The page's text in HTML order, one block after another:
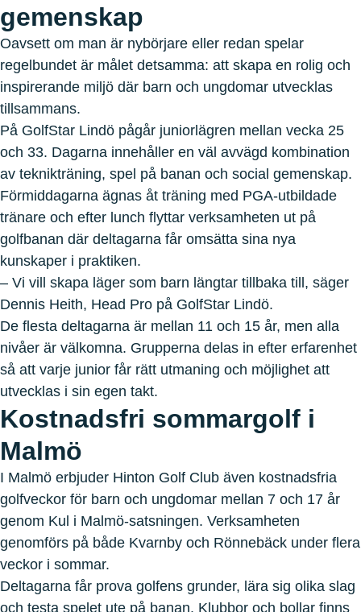
gemenskap
Oavsett om man är nybörjare eller redan spelar
regelbundet är målet detsamma: att skapa en rolig och
inspirerande miljö där barn och ungdomar utvecklas
tillsammans.
På GolfStar Lindö pågår juniorlägren mellan vecka 25
och 33. Dagarna innehåller en väl avvägd kombination
av teknikträning, spel på banan och social gemenskap.
Förmiddagarna ägnas åt träning med PGA-utbildade
tränare och efter lunch flyttar verksamheten ut på
golfbanan där deltagarna får omsätta sina nya
kunskaper i praktiken.
– Vi vill skapa läger som barn längtar tillbaka till, säger
Dennis Heith, Head Pro på GolfStar Lindö.
De flesta deltagarna är mellan 11 och 15 år, men alla
nivåer är välkomna. Grupperna delas in efter erfarenhet
så att varje junior får rätt utmaning och möjlighet att
utvecklas i sin egen takt.
Kostnadsfri sommargolf i
Malmö
I Malmö erbjuder Hinton Golf Club även kostnadsfria
golfveckor för barn och ungdomar mellan 7 och 17 år
genom Kul i Malmö-satsningen. Verksamheten
genomförs på både Kvarnby och Rönnebäck under flera
veckor i sommar.
Deltagarna får prova golfens grunder, lära sig olika slag
och testa spelet ute på banan. Klubbor och bollar finns